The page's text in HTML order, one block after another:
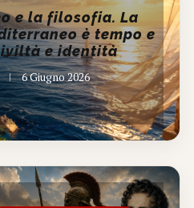
e la filosofia. La
è tempo e
e identità
6 Giugno 2026